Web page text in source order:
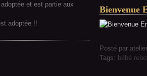
et est partie aux
adoptée !!
Bienvenue
Posté par
Tags: bébé